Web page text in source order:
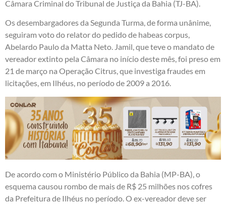
Câmara Criminal do Tribunal de Justiça da Bahia (TJ-BA).
Os desembargadores da Segunda Turma, de forma unânime,
seguiram voto do relator do pedido de habeas corpus,
Abelardo Paulo da Matta Neto. Jamil, que teve o mandato de
vereador extinto pela Câmara no início deste mês, foi preso em
21 de março na Operação Citrus, que investiga fraudes em
licitações, em Ilhéus, no período de 2009 a 2016.
De acordo com o Ministério Público da Bahia (MP-BA), o
esquema causou rombo de mais de R$ 25 milhões nos cofres
da Prefeitura de Ilhéus no período. O ex-vereador deve ser